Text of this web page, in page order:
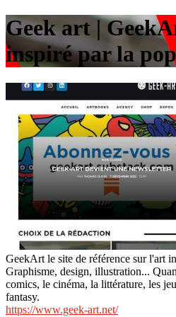
Geek art |
inspiré par la
GeekArt le site de référence sur l'art
Graphisme, design, illustration...
comics, le cinéma, la littérature, les
fantasy.
https://www.geek-art.net/